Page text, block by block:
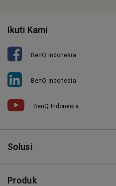
Ikuti Kami
BenQ Indonesia
BenQ Indonesia
BenQ Indonesia
Solusi
Produk